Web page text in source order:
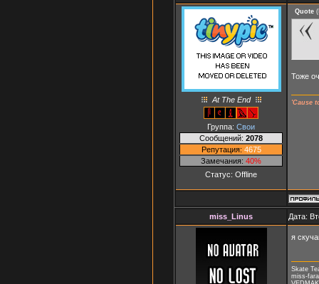
At The End
Группа: Свои
Сообщений: 2078
Репутация: 4675
Замечания: 40%
Статус: Offline
Quote (
Тоже
'Cause
miss_Linus Дата:
я
Skate
miss-